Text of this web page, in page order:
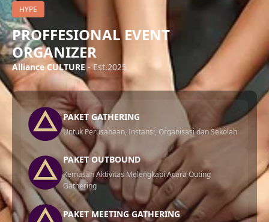
HYPE
PROFFESIONAL EVENT
ORGANIZER
Alliance CULTURE- Est.2025
PAKET GATHERING
Untuk Perusahaan, Instansi, Organisasi dan Sekolah
PAKET OUTBOUND
Kemasan Aktivitas Melengkapi Acara Outing
Gathering
PAKET MEETING GATHERING